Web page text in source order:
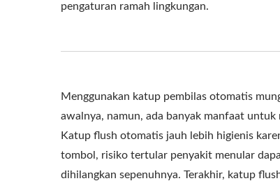
pengaturan ramah lingkungan.
Menggunakan katup pembilas otomatis
awalnya, namun, ada banyak manfaat
Katup flush otomatis jauh lebih higienis
tombol, risiko tertular penyakit menular
dihilangkan sepenuhnya. Terakhir, katup